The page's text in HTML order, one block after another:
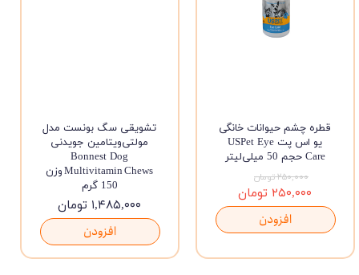
قطره چشم حیوانات خانگی
یو اس پت USPet Eye
Care حجم 50 میلی‌لیتر
۲۵۰,۰۰۰ تومان
۲۵۰,۰۰۰ تومان
افزودن
تشویقی سگ بونست مدل
مولتی‌ویتامین جویدنی
Bonnest Dog
Multivitamin Chews وزن
150 گرم
۱,۴۸۵,۰۰۰ تومان
افزودن